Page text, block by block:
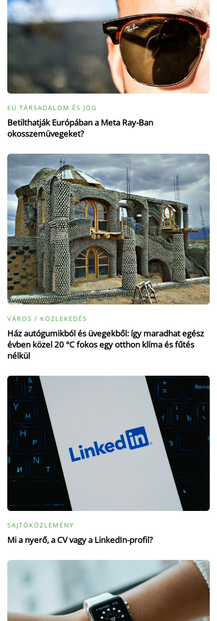
EU TÁRSADALOM ÉS JOG
Betilthatják Európában a Meta Ray-Ban
okosszemüvegeket?
VÁROS / KÖZLEKEDÉS
Ház autógumikból és üvegekből: így maradhat egész
évben közel 20 °C fokos egy otthon klíma és fűtés
nélkül
SAJTÓKÖZLEMÉNY
Mi a nyerő, a CV vagy a LinkedIn-profil?